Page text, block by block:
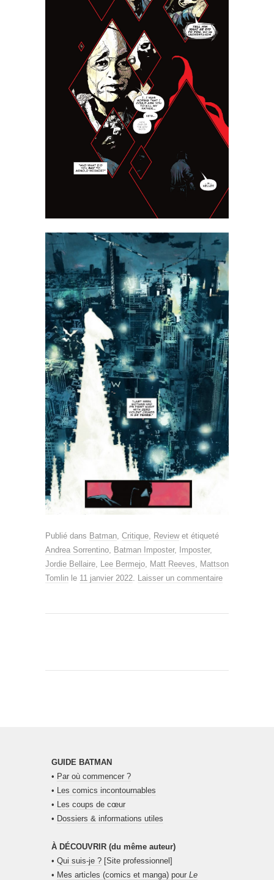
Publié dans Batman, Critique, Reviewet étiqueté
Andrea Sorrentino, Batman Imposter, Imposter,
Jordie Bellaire, Lee Bermejo, Matt Reeves, Mattson
Tomlin le 11 janvier 2022. Laisser un commentaire
GUIDE BATMAN
• Par où commencer ?
• Les comics incontournables
• Les coups de cœur
• Dossiers & informations utiles
À DÉCOUVRIR (du même auteur)
• Qui suis-je ? [Site professionnel]
• Mes articles (comics et manga) pour Le